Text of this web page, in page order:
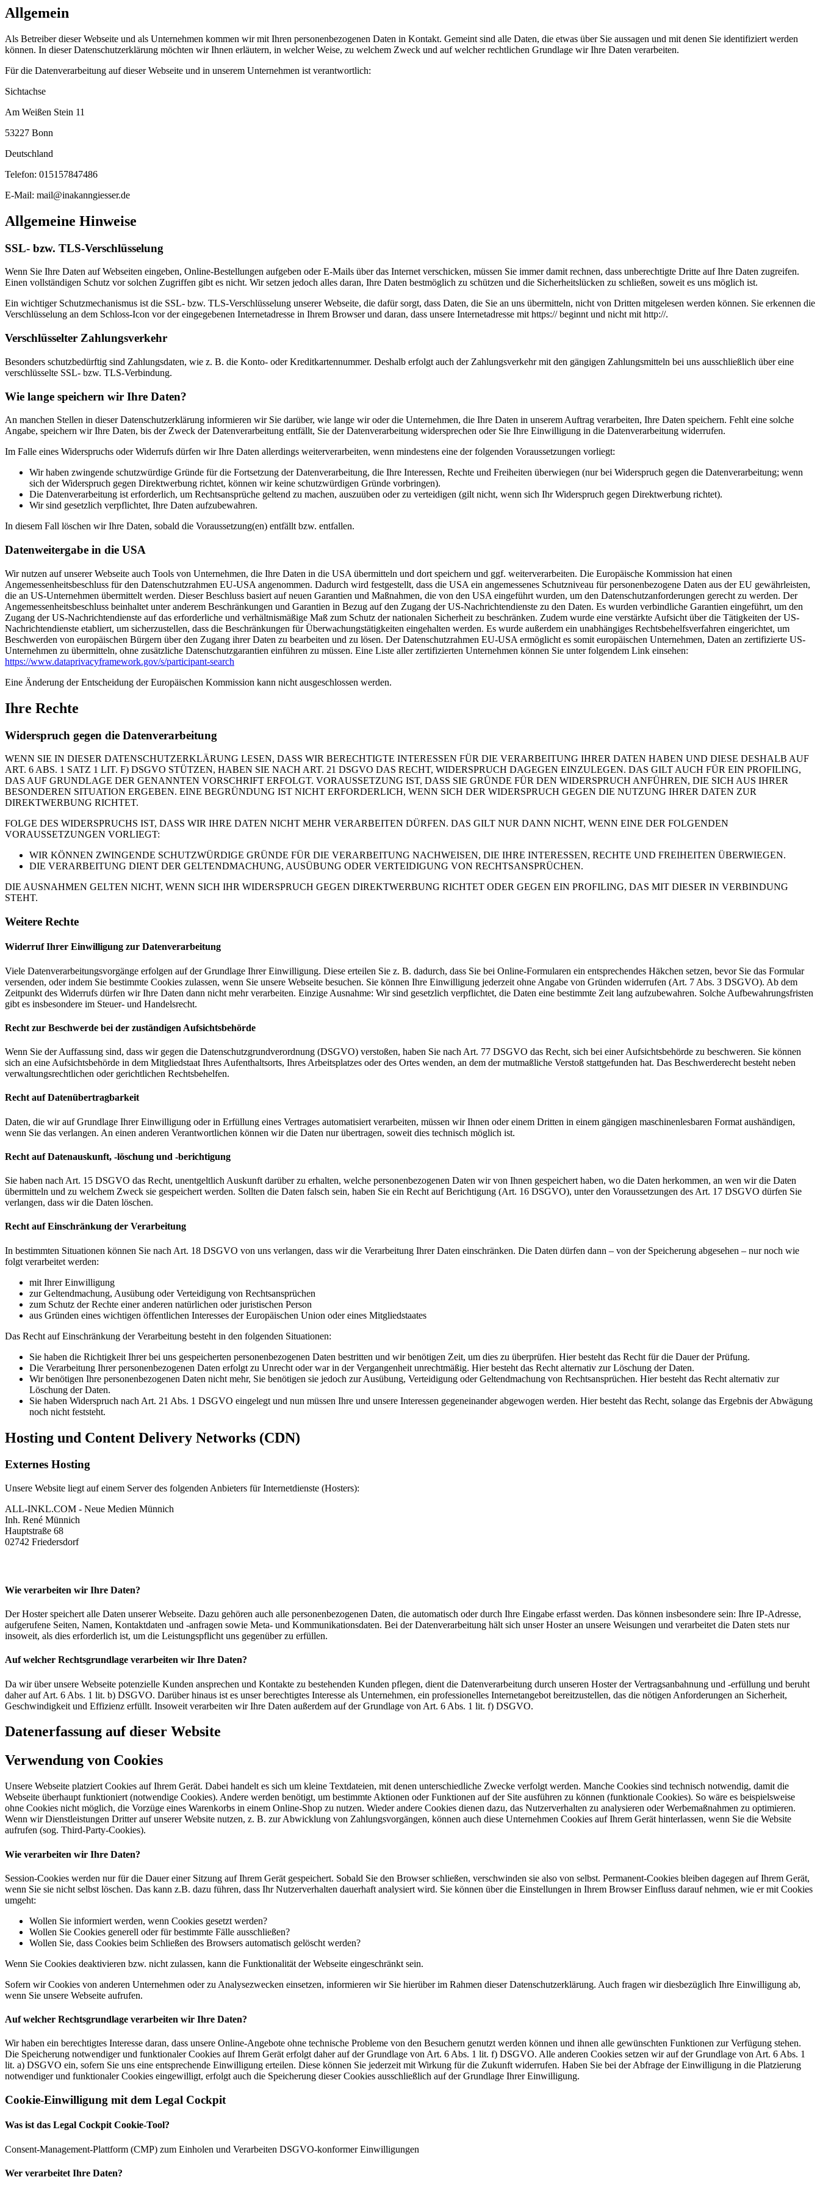
Allgemein
Als Betreiber dieser Webseite und als Unternehmen kommen wir mit Ihren personenbezogenen Daten in Kontakt. Gemeint sind alle Daten, die etwas über Sie aussagen und mit denen Sie identifiziert werden
können. In dieser Datenschutzerklärung möchten wir Ihnen erläutern, in welcher Weise, zu welchem Zweck und auf welcher rechtlichen Grundlage wir Ihre Daten verarbeiten.
Für die Datenverarbeitung auf dieser Webseite und in unserem Unternehmen ist verantwortlich:
Sichtachse
Am Weißen Stein 11
53227 Bonn
Deutschland
Telefon: 015157847486
E-Mail: mail@inakanngiesser.de
Allgemeine Hinweise
SSL- bzw. TLS-Verschlüsselung
Wenn Sie Ihre Daten auf Webseiten eingeben, Online-Bestellungen aufgeben oder E-Mails über das Internet verschicken, müssen Sie immer damit rechnen, dass unberechtigte Dritte auf Ihre Daten zugreifen.
Einen vollständigen Schutz vor solchen Zugriffen gibt es nicht. Wir setzen jedoch alles daran, Ihre Daten bestmöglich zu schützen und die Sicherheitslücken zu schließen, soweit es uns möglich ist.
Ein wichtiger Schutzmechanismus ist die SSL- bzw. TLS-Verschlüsselung unserer Webseite, die dafür sorgt, dass Daten, die Sie an uns übermitteln, nicht von Dritten mitgelesen werden können. Sie erkennen die
Verschlüsselung an dem Schloss-Icon vor der eingegebenen Internetadresse in Ihrem Browser und daran, dass unsere Internetadresse mit https:// beginnt und nicht mit http://.
Verschlüsselter Zahlungsverkehr
Besonders schutzbedürftig sind Zahlungsdaten, wie z. B. die Konto- oder Kreditkartennummer. Deshalb erfolgt auch der Zahlungsverkehr mit den gängigen Zahlungsmitteln bei uns ausschließlich über eine
verschlüsselte SSL- bzw. TLS-Verbindung.
Wie lange speichern wir Ihre Daten?
An manchen Stellen in dieser Datenschutzerklärung informieren wir Sie darüber, wie lange wir oder die Unternehmen, die Ihre Daten in unserem Auftrag verarbeiten, Ihre Daten speichern. Fehlt eine solche
Angabe, speichern wir Ihre Daten, bis der Zweck der Datenverarbeitung entfällt, Sie der Datenverarbeitung widersprechen oder Sie Ihre Einwilligung in die Datenverarbeitung widerrufen.
Im Falle eines Widerspruchs oder Widerrufs dürfen wir Ihre Daten allerdings weiterverarbeiten, wenn mindestens eine der folgenden Voraussetzungen vorliegt:
Wir haben zwingende schutzwürdige Gründe für die Fortsetzung der Datenverarbeitung, die Ihre Interessen, Rechte und Freiheiten überwiegen (nur bei Widerspruch gegen die Datenverarbeitung; wenn
sich der Widerspruch gegen Direktwerbung richtet, können wir keine schutzwürdigen Gründe vorbringen).
Die Datenverarbeitung ist erforderlich, um Rechtsansprüche geltend zu machen, auszuüben oder zu verteidigen (gilt nicht, wenn sich Ihr Widerspruch gegen Direktwerbung richtet).
Wir sind gesetzlich verpflichtet, Ihre Daten aufzubewahren.
In diesem Fall löschen wir Ihre Daten, sobald die Voraussetzung(en) entfällt bzw. entfallen.
Datenweitergabe in die USA
Wir nutzen auf unserer Webseite auch Tools von Unternehmen, die Ihre Daten in die USA übermitteln und dort speichern und ggf. weiterverarbeiten. Die Europäische Kommission hat einen
Angemessenheitsbeschluss für den Datenschutzrahmen EU-USA angenommen. Dadurch wird festgestellt, dass die USA ein angemessenes Schutzniveau für personenbezogene Daten aus der EU gewährleisten,
die an US-Unternehmen übermittelt werden. Dieser Beschluss basiert auf neuen Garantien und Maßnahmen, die von den USA eingeführt wurden, um den Datenschutzanforderungen gerecht zu werden. Der
Angemessenheitsbeschluss beinhaltet unter anderem Beschränkungen und Garantien in Bezug auf den Zugang der US-Nachrichtendienste zu den Daten. Es wurden verbindliche Garantien eingeführt, um den
Zugang der US-Nachrichtendienste auf das erforderliche und verhältnismäßige Maß zum Schutz der nationalen Sicherheit zu beschränken. Zudem wurde eine verstärkte Aufsicht über die Tätigkeiten der US-
Nachrichtendienste etabliert, um sicherzustellen, dass die Beschränkungen für Überwachungstätigkeiten eingehalten werden. Es wurde außerdem ein unabhängiges Rechtsbehelfsverfahren eingerichtet, um
Beschwerden von europäischen Bürgern über den Zugang ihrer Daten zu bearbeiten und zu lösen. Der Datenschutzrahmen EU-USA ermöglicht es somit europäischen Unternehmen, Daten an zertifizierte US-
Unternehmen zu übermitteln, ohne zusätzliche Datenschutzgarantien einführen zu müssen. Eine Liste aller zertifizierten Unternehmen können Sie unter folgendem Link einsehen:
https://www.dataprivacyframework.gov/s/participant-search
Eine Änderung der Entscheidung der Europäischen Kommission kann nicht ausgeschlossen werden.
Ihre Rechte
Widerspruch gegen die Datenverarbeitung
WENN SIE IN DIESER DATENSCHUTZERKLÄRUNG LESEN, DASS WIR BERECHTIGTE INTERESSEN FÜR DIE VERARBEITUNG IHRER DATEN HABEN UND DIESE DESHALB AUF
ART. 6 ABS. 1 SATZ 1 LIT. F) DSGVO STÜTZEN, HABEN SIE NACH ART. 21 DSGVO DAS RECHT, WIDERSPRUCH DAGEGEN EINZULEGEN. DAS GILT AUCH FÜR EIN PROFILING,
DAS AUF GRUNDLAGE DER GENANNTEN VORSCHRIFT ERFOLGT. VORAUSSETZUNG IST, DASS SIE GRÜNDE FÜR DEN WIDERSPRUCH ANFÜHREN, DIE SICH AUS IHRER
BESONDEREN SITUATION ERGEBEN. EINE BEGRÜNDUNG IST NICHT ERFORDERLICH, WENN SICH DER WIDERSPRUCH GEGEN DIE NUTZUNG IHRER DATEN ZUR
DIREKTWERBUNG RICHTET.
FOLGE DES WIDERSPRUCHS IST, DASS WIR IHRE DATEN NICHT MEHR VERARBEITEN DÜRFEN. DAS GILT NUR DANN NICHT, WENN EINE DER FOLGENDEN
VORAUSSETZUNGEN VORLIEGT:
WIR KÖNNEN ZWINGENDE SCHUTZWÜRDIGE GRÜNDE FÜR DIE VERARBEITUNG NACHWEISEN, DIE IHRE INTERESSEN, RECHTE UND FREIHEITEN ÜBERWIEGEN.
DIE VERARBEITUNG DIENT DER GELTENDMACHUNG, AUSÜBUNG ODER VERTEIDIGUNG VON RECHTSANSPRÜCHEN.
DIE AUSNAHMEN GELTEN NICHT, WENN SICH IHR WIDERSPRUCH GEGEN DIREKTWERBUNG RICHTET ODER GEGEN EIN PROFILING, DAS MIT DIESER IN VERBINDUNG
STEHT.
Weitere Rechte
Widerruf Ihrer Einwilligung zur Datenverarbeitung
Viele Datenverarbeitungsvorgänge erfolgen auf der Grundlage Ihrer Einwilligung. Diese erteilen Sie z. B. dadurch, dass Sie bei Online-Formularen ein entsprechendes Häkchen setzen, bevor Sie das Formular
versenden, oder indem Sie bestimmte Cookies zulassen, wenn Sie unsere Webseite besuchen. Sie können Ihre Einwilligung jederzeit ohne Angabe von Gründen widerrufen (Art. 7 Abs. 3 DSGVO). Ab dem
Zeitpunkt des Widerrufs dürfen wir Ihre Daten dann nicht mehr verarbeiten. Einzige Ausnahme: Wir sind gesetzlich verpflichtet, die Daten eine bestimmte Zeit lang aufzubewahren. Solche Aufbewahrungsfristen
gibt es insbesondere im Steuer- und Handelsrecht.
Recht zur Beschwerde bei der zuständigen Aufsichtsbehörde
Wenn Sie der Auffassung sind, dass wir gegen die Datenschutzgrundverordnung (DSGVO) verstoßen, haben Sie nach Art. 77 DSGVO das Recht, sich bei einer Aufsichtsbehörde zu beschweren. Sie können
sich an eine Aufsichtsbehörde in dem Mitgliedstaat Ihres Aufenthaltsorts, Ihres Arbeitsplatzes oder des Ortes wenden, an dem der mutmaßliche Verstoß stattgefunden hat. Das Beschwerderecht besteht neben
verwaltungsrechtlichen oder gerichtlichen Rechtsbehelfen.
Recht auf Datenübertragbarkeit
Daten, die wir auf Grundlage Ihrer Einwilligung oder in Erfüllung eines Vertrages automatisiert verarbeiten, müssen wir Ihnen oder einem Dritten in einem gängigen maschinenlesbaren Format aushändigen,
wenn Sie das verlangen. An einen anderen Verantwortlichen können wir die Daten nur übertragen, soweit dies technisch möglich ist.
Recht auf Datenauskunft, -löschung und -berichtigung
Sie haben nach Art. 15 DSGVO das Recht, unentgeltlich Auskunft darüber zu erhalten, welche personenbezogenen Daten wir von Ihnen gespeichert haben, wo die Daten herkommen, an wen wir die Daten
übermitteln und zu welchem Zweck sie gespeichert werden. Sollten die Daten falsch sein, haben Sie ein Recht auf Berichtigung (Art. 16 DSGVO), unter den Voraussetzungen des Art. 17 DSGVO dürfen Sie
verlangen, dass wir die Daten löschen.
Recht auf Einschränkung der Verarbeitung
In bestimmten Situationen können Sie nach Art. 18 DSGVO von uns verlangen, dass wir die Verarbeitung Ihrer Daten einschränken. Die Daten dürfen dann – von der Speicherung abgesehen – nur noch wie
folgt verarbeitet werden:
mit Ihrer Einwilligung
zur Geltendmachung, Ausübung oder Verteidigung von Rechtsansprüchen
zum Schutz der Rechte einer anderen natürlichen oder juristischen Person
aus Gründen eines wichtigen öffentlichen Interesses der Europäischen Union oder eines Mitgliedstaates
Das Recht auf Einschränkung der Verarbeitung besteht in den folgenden Situationen:
Sie haben die Richtigkeit Ihrer bei uns gespeicherten personenbezogenen Daten bestritten und wir benötigen Zeit, um dies zu überprüfen. Hier besteht das Recht für die Dauer der Prüfung.
Die Verarbeitung Ihrer personenbezogenen Daten erfolgt zu Unrecht oder war in der Vergangenheit unrechtmäßig. Hier besteht das Recht alternativ zur Löschung der Daten.
Wir benötigen Ihre personenbezogenen Daten nicht mehr, Sie benötigen sie jedoch zur Ausübung, Verteidigung oder Geltendmachung von Rechtsansprüchen. Hier besteht das Recht alternativ zur
Löschung der Daten.
Sie haben Widerspruch nach Art. 21 Abs. 1 DSGVO eingelegt und nun müssen Ihre und unsere Interessen gegeneinander abgewogen werden. Hier besteht das Recht, solange das Ergebnis der Abwägung
noch nicht feststeht.
Hosting und Content Delivery Networks (CDN)
Externes Hosting
Unsere Website liegt auf einem Server des folgenden Anbieters für Internetdienste (Hosters):
ALL-INKL.COM - Neue Medien Münnich
Inh. René Münnich
Hauptstraße 68
02742 Friedersdorf
Wie verarbeiten wir Ihre Daten?
Der Hoster speichert alle Daten unserer Webseite. Dazu gehören auch alle personenbezogenen Daten, die automatisch oder durch Ihre Eingabe erfasst werden. Das können insbesondere sein: Ihre IP-Adresse,
aufgerufene Seiten, Namen, Kontaktdaten und -anfragen sowie Meta- und Kommunikationsdaten. Bei der Datenverarbeitung hält sich unser Hoster an unsere Weisungen und verarbeitet die Daten stets nur
insoweit, als dies erforderlich ist, um die Leistungspflicht uns gegenüber zu erfüllen.
Auf welcher Rechtsgrundlage verarbeiten wir Ihre Daten?
Da wir über unsere Webseite potenzielle Kunden ansprechen und Kontakte zu bestehenden Kunden pflegen, dient die Datenverarbeitung durch unseren Hoster der Vertragsanbahnung und -erfüllung und beruht
daher auf Art. 6 Abs. 1 lit. b) DSGVO. Darüber hinaus ist es unser berechtigtes Interesse als Unternehmen, ein professionelles Internetangebot bereitzustellen, das die nötigen Anforderungen an Sicherheit,
Geschwindigkeit und Effizienz erfüllt. Insoweit verarbeiten wir Ihre Daten außerdem auf der Grundlage von Art. 6 Abs. 1 lit. f) DSGVO.
Datenerfassung auf dieser Website
Verwendung von Cookies
Unsere Webseite platziert Cookies auf Ihrem Gerät. Dabei handelt es sich um kleine Textdateien, mit denen unterschiedliche Zwecke verfolgt werden. Manche Cookies sind technisch notwendig, damit die
Webseite überhaupt funktioniert (notwendige Cookies). Andere werden benötigt, um bestimmte Aktionen oder Funktionen auf der Site ausführen zu können (funktionale Cookies). So wäre es beispielsweise
ohne Cookies nicht möglich, die Vorzüge eines Warenkorbs in einem Online-Shop zu nutzen. Wieder andere Cookies dienen dazu, das Nutzerverhalten zu analysieren oder Werbemaßnahmen zu optimieren.
Wenn wir Dienstleistungen Dritter auf unserer Website nutzen, z. B. zur Abwicklung von Zahlungsvorgängen, können auch diese Unternehmen Cookies auf Ihrem Gerät hinterlassen, wenn Sie die Website
aufrufen (sog. Third-Party-Cookies).
Wie verarbeiten wir Ihre Daten?
Session-Cookies werden nur für die Dauer einer Sitzung auf Ihrem Gerät gespeichert. Sobald Sie den Browser schließen, verschwinden sie also von selbst. Permanent-Cookies bleiben dagegen auf Ihrem Gerät,
wenn Sie sie nicht selbst löschen. Das kann z.B. dazu führen, dass Ihr Nutzerverhalten dauerhaft analysiert wird. Sie können über die Einstellungen in Ihrem Browser Einfluss darauf nehmen, wie er mit Cookies
umgeht:
Wollen Sie informiert werden, wenn Cookies gesetzt werden?
Wollen Sie Cookies generell oder für bestimmte Fälle ausschließen?
Wollen Sie, dass Cookies beim Schließen des Browsers automatisch gelöscht werden?
Wenn Sie Cookies deaktivieren bzw. nicht zulassen, kann die Funktionalität der Webseite eingeschränkt sein.
Sofern wir Cookies von anderen Unternehmen oder zu Analysezwecken einsetzen, informieren wir Sie hierüber im Rahmen dieser Datenschutzerklärung. Auch fragen wir diesbezüglich Ihre Einwilligung ab,
wenn Sie unsere Webseite aufrufen.
Auf welcher Rechtsgrundlage verarbeiten wir Ihre Daten?
Wir haben ein berechtigtes Interesse daran, dass unsere Online-Angebote ohne technische Probleme von den Besuchern genutzt werden können und ihnen alle gewünschten Funktionen zur Verfügung stehen.
Die Speicherung notwendiger und funktionaler Cookies auf Ihrem Gerät erfolgt daher auf der Grundlage von Art. 6 Abs. 1 lit. f) DSGVO. Alle anderen Cookies setzen wir auf der Grundlage von Art. 6 Abs. 1
lit. a) DSGVO ein, sofern Sie uns eine entsprechende Einwilligung erteilen. Diese können Sie jederzeit mit Wirkung für die Zukunft widerrufen. Haben Sie bei der Abfrage der Einwilligung in die Platzierung
notwendiger und funktionaler Cookies eingewilligt, erfolgt auch die Speicherung dieser Cookies ausschließlich auf der Grundlage Ihrer Einwilligung.
Cookie-Einwilligung mit dem Legal Cockpit
Was ist das Legal Cockpit Cookie-Tool?
Consent-Management-Plattform (CMP) zum Einholen und Verarbeiten DSGVO-konformer Einwilligungen
Wer verarbeitet Ihre Daten?